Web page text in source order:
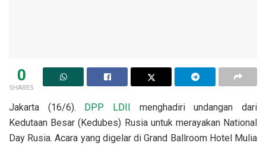
0
SHARES
Jakarta (16/6). DPP LDII menghadiri undangan dari
Kedutaan Besar (Kedubes) Rusia untuk merayakan National
Day Rusia. Acara yang digelar di Grand Ballroom Hotel Mulia